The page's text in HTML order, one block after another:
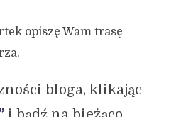
opiszę Wam trasę
bloga, klikając